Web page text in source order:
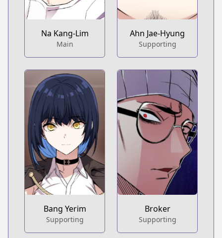
Na Kang-Lim
Main
Ahn Jae-Hyung
Supporting
Bang Yerim
Supporting
Broker
Supporting